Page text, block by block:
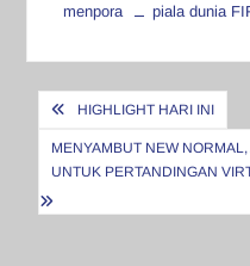
menpora piala dunia
Navigasi
pos
HIGHLIGHT HARI INI
MENYAMBUT NEW
UNTUK PERTANDINGAN